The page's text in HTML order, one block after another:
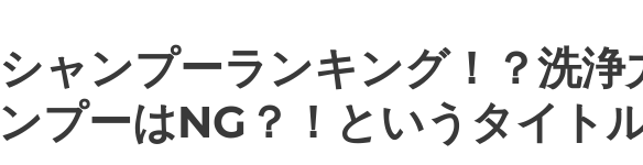
ャンプーランキング！？洗浄
プーはNG？！というタイト